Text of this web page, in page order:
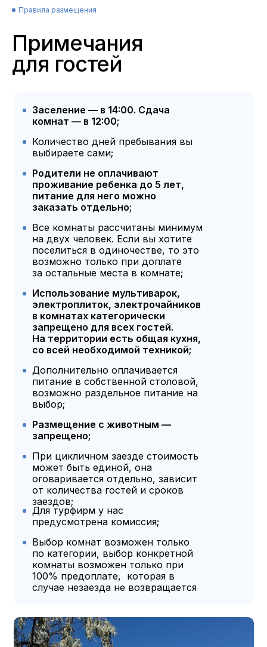
Примечания
для гостей
Правила размещения
Выбор комнат возможен только
по категории, выбор конкретной
комнаты возможен только при
100% предоплате, которая в
случае незаезда не возвращается
Для турфирм у нас
предусмотрена комиссия;
При цикличном заезде стоимость
может быть единой, она
оговаривается отдельно, зависит
от количества гостей и сроков
заездов;
Дополнительно оплачивается
питание в собственной столовой,
возможно раздельное питание на
выбор;
Все комнаты рассчитаны минимум
на двух человек. Если вы хотите
поселиться в одиночестве, то это
возможно только при доплате
за остальные места в комнате;
Количество дней пребывания вы
выбираете сами;
Размещение с животным —
запрещено;
Использование мультиварок,
электроплиток, электрочайников
в комнатах категорически
запрещено для всех гостей.
На территории есть общая кухня,
со всей необходимой техникой;
Родители не оплачивают
проживание ребенка до 5 лет,
питание для него можно
заказать отдельно;
Заселение — в 14:00. Сдача
комнат — в 12:00;